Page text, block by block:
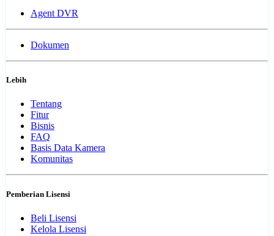
Agent DVR
Dokumen
Lebih
Tentang
Fitur
Bisnis
FAQ
Basis Data Kamera
Komunitas
Pemberian Lisensi
Beli Lisensi
Kelola Lisensi